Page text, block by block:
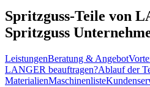
Spritzguss-Teile von
Spritzguss
LeistungenBeratung & Angebot
LANGER beauftragen?Ablauf der
MaterialienMaschinenliste